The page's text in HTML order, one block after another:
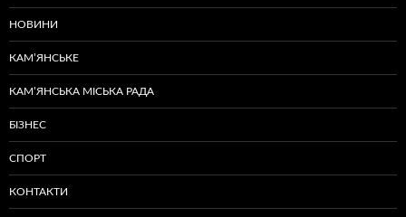
НОВИНИ
КАМ’ЯНСЬКЕ
КАМ’ЯНСЬКА МІСЬКА РАДА
БІЗНЕС
СПОРТ
КОНТАКТИ